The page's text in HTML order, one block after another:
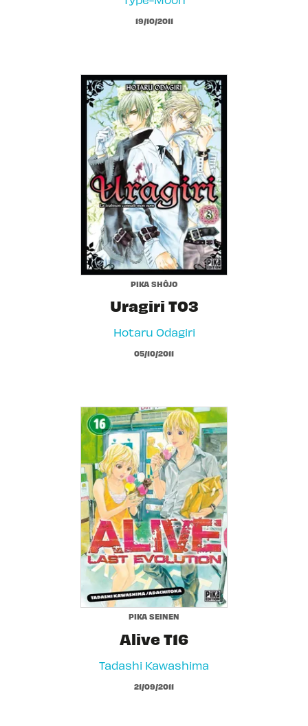
19/10/2011
PIKA SHÔJO
Uragiri T03
Hotaru Odagiri
05/10/2011
PIKA SEINEN
Alive T16
Tadashi Kawashima
21/09/2011